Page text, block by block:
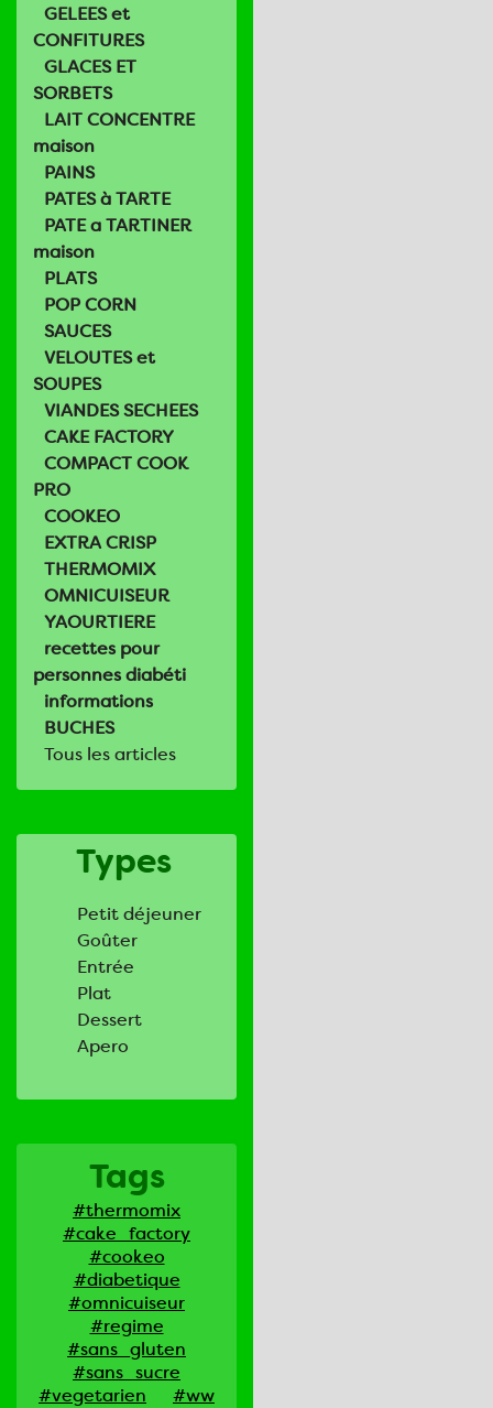
GELEES et
CONFITURES
GLACES ET
SORBETS
LAIT CONCENTRE
maison
PAINS
PATES à TARTE
PATE a TARTINER
maison
PLATS
POP CORN
SAUCES
VELOUTES et
SOUPES
VIANDES SECHEES
CAKE FACTORY
COMPACT COOK
PRO
COOKEO
EXTRA CRISP
THERMOMIX
OMNICUISEUR
YAOURTIERE
recettes pour
personnes diabéti
informations
BUCHES
Tous les articles
Types
Petit déjeuner
Goûter
Entrée
Plat
Dessert
Apero
Tags
#thermomix
#cake_factory
#cookeo
#diabetique
#omnicuiseur
#regime
#sans_gluten
#sans_sucre
#vegetarien
#ww